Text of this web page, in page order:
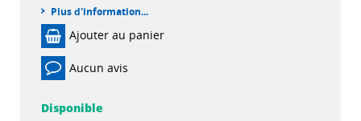
Plus d'information...
Ajouter au panier
Aucun avis
Disponible